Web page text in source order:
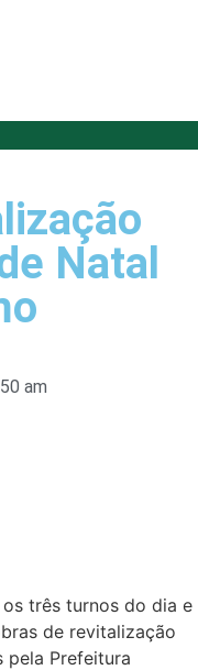
Natal
am
três turnos do dia e
de revitalização
pela Prefeitura